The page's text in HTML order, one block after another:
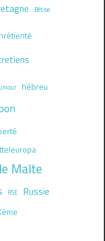
Bêtise
hébreu
Malte
RSE Russie